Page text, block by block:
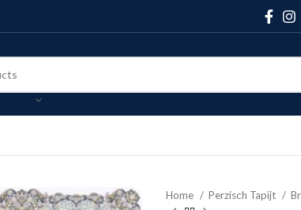
Home Perzisch Tapijt